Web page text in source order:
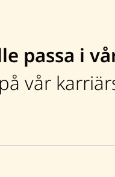
passa i
vår